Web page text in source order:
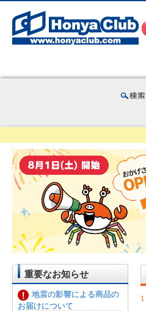
重要なお知らせ
地震の影響による商品の
お届けについて
1